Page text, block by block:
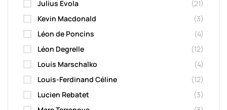
Julius Evola
(21)
Kevin Macdonald
(3)
Léon de Poncins
(4)
Léon Degrelle
(12)
Louis Marschalko
(4)
Louis-Ferdinand Céline
(12)
Lucien Rebatet
(3)